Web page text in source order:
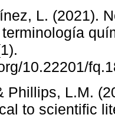
L. (2021).
10.22201/
Phillips, L.M.
to scientific